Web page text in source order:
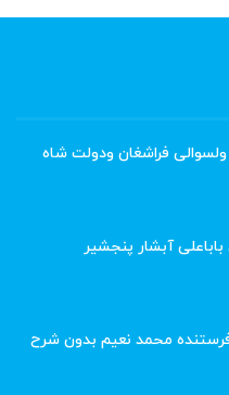
فراشغان ودولت شاه
آبشار پنجشیر
فرستنده محمد نعیم بدون شرح